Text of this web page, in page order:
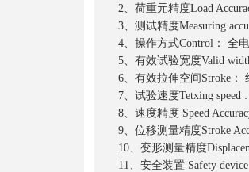
2、荷重元精度Load
3、测试精度Measuring
4、操作方式Control： 全
5、有效试验宽度Valid
6、有效拉伸空间Stroke：
7、试验速度Tetxing speed
8、速度精度 Speed
9、位移测量精度Stroke
10、变形测量精度
11、安全装置 Safety